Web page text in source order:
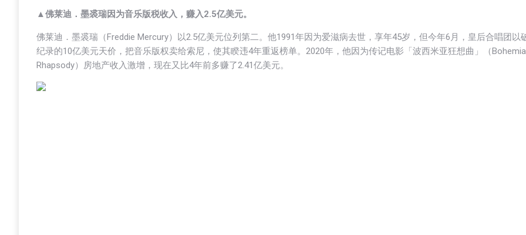
▲佛莱迪．墨裘瑞因为音乐版税收入，赚入2.5亿美元。
佛莱迪．墨裘瑞（Freddie Mercury）以2.5亿美元位列第二。他1991年因为爱滋病去世，享年45岁，但今年6月，皇后合唱团以
纪录的10亿美元天价，把音乐版权卖给索尼，使其睽违4年重返榜单。2020年，他因为传记电影「波西米亚狂想曲」（
Rhapsody）房地产收入激增，现在又比4年前多赚了2.41亿美元。